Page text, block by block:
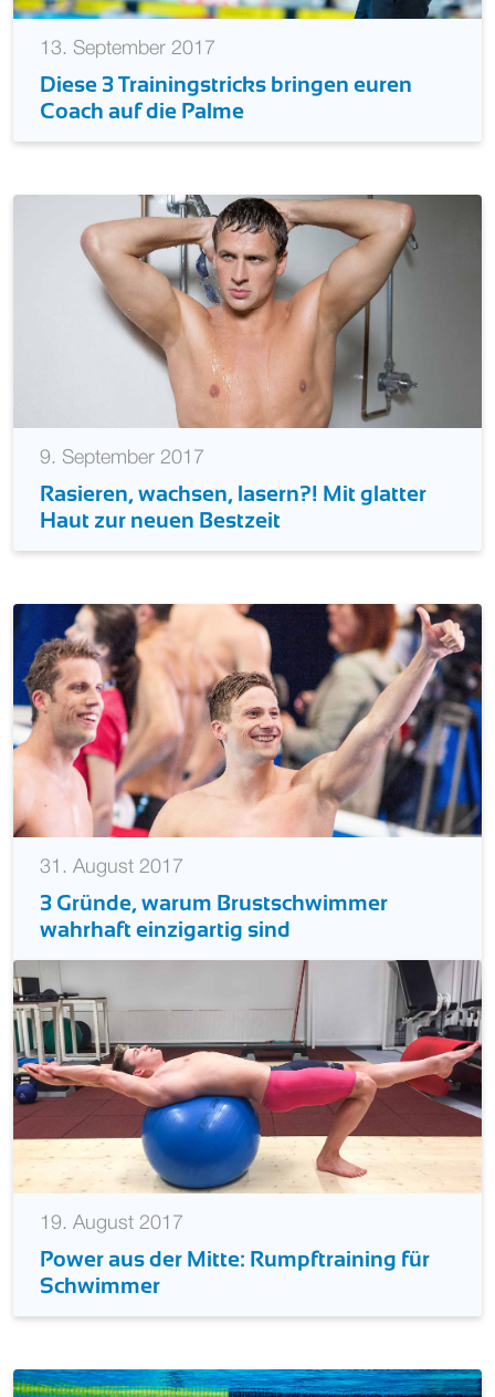
13. September 2017
Diese 3 Trainingstricks bringen euren
Coach auf die Palme
9. September 2017
Rasieren, wachsen, lasern?! Mit glatter
Haut zur neuen Bestzeit
31. August 2017
3 Gründe, warum Brustschwimmer
wahrhaft einzigartig sind
19. August 2017
Power aus der Mitte: Rumpftraining für
Schwimmer